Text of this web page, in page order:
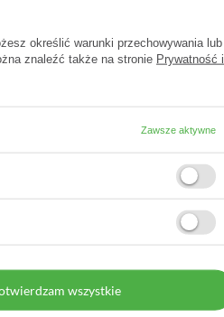
24,80 zł
0,05 zł / szt.
określić warunki przechowywania lub
znaleźć także na stronie Prywatność i
Zawsze aktywne
wszystkie